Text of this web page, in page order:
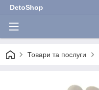
DetoShop
Товари та послуги